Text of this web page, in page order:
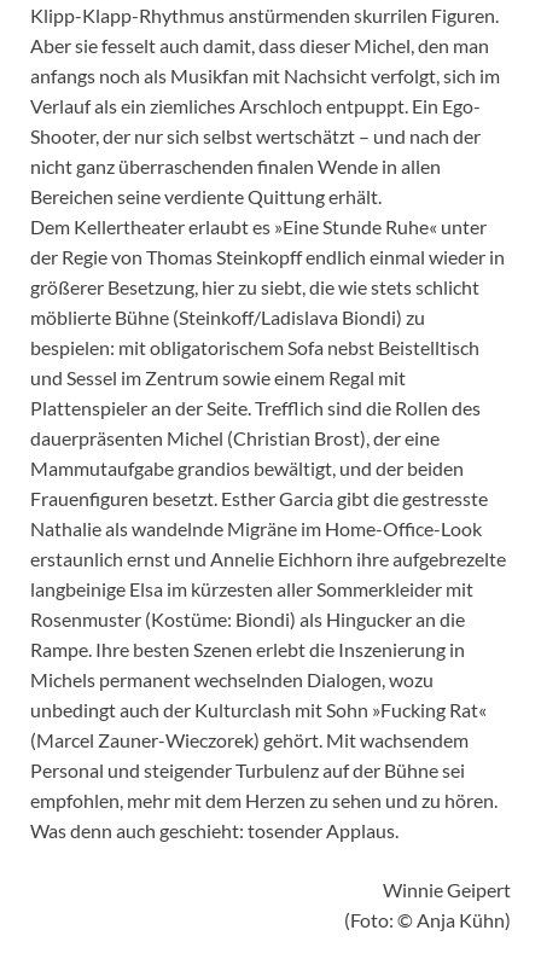
Klipp-Klapp-Rhythmus anstürmenden skurrilen Figuren.
Aber sie fesselt auch damit, dass dieser Michel, den man
anfangs noch als Musikfan mit Nachsicht verfolgt, sich im
Verlauf als ein ziemliches Arschloch entpuppt. Ein Ego-
Shooter, der nur sich selbst wertschätzt – und nach der
nicht ganz überraschenden finalen Wende in allen
Bereichen seine verdiente Quittung erhält.
Dem Kellertheater erlaubt es »Eine Stunde Ruhe« unter
der Regie von Thomas Steinkopff endlich einmal wieder in
größerer Besetzung, hier zu siebt, die wie stets schlicht
möblierte Bühne (Steinkoff/Ladislava Biondi) zu
bespielen: mit obligatorischem Sofa nebst Beistelltisch
und Sessel im Zentrum sowie einem Regal mit
Plattenspieler an der Seite. Trefflich sind die Rollen des
dauerpräsenten Michel (Christian Brost), der eine
Mammutaufgabe grandios bewältigt, und der beiden
Frauenfiguren besetzt. Esther Garcia gibt die gestresste
Nathalie als wandelnde Migräne im Home-Office-Look
erstaunlich ernst und Annelie Eichhorn ihre aufgebrezelte
langbeinige Elsa im kürzesten aller Sommerkleider mit
Rosenmuster (Kostüme: Biondi) als Hingucker an die
Rampe. Ihre besten Szenen erlebt die Inszenierung in
Michels permanent wechselnden Dialogen, wozu
unbedingt auch der Kulturclash mit Sohn »Fucking Rat«
(Marcel Zauner-Wieczorek) gehört. Mit wachsendem
Personal und steigender Turbulenz auf der Bühne sei
empfohlen, mehr mit dem Herzen zu sehen und zu hören.
Was denn auch geschieht: tosender Applaus.
Winnie Geipert
(Foto: © Anja Kühn)